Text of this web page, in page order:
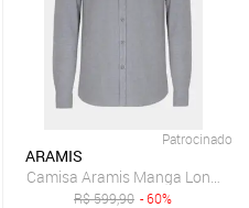
Patrocinado
ARAMIS
Camisa Aramis Manga Longa
R$599,90 - 60%